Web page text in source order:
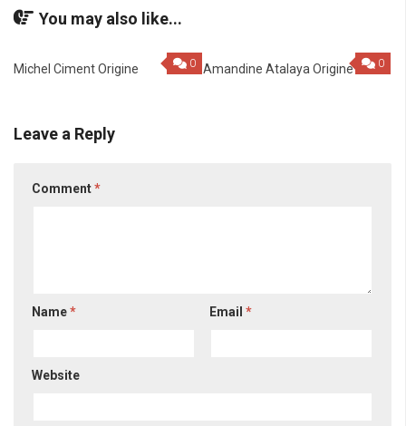
You may also like...
0
Michel Ciment Origine 0
Amandine Atalaya Origine
Leave a Reply
Comment*
Name* Email*
Website